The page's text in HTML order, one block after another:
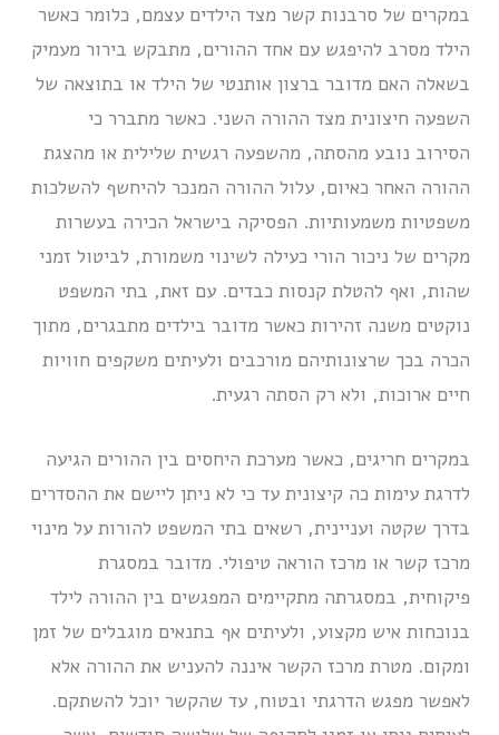
במקרים של סרבנות קשר מצד הילדים עצמם, כלומר כאשר
הילד מסרב להיפגש עם אחד ההורים, מתבקש בירור מעמיק
בשאלה האם מדובר ברצון אותנטי של הילד או בתוצאה של
השפעה חיצונית מצד ההורה השני. כאשר מתברר כי
הסירוב נובע מהסתה, מהשפעה רגשית שלילית או מהצגת
ההורה האחר כאיום, עלול ההורה המנכר להיחשף להשלכות
משפטיות משמעותיות. הפסיקה בישראל הכירה בעשרות
מקרים של ניכור הורי כעילה לשינוי משמורת, לביטול זמני
שהות, ואף להטלת קנסות כבדים. עם זאת, בתי המשפט
נוקטים משנה זהירות כאשר מדובר בילדים מתבגרים, מתוך
הכרה בכך שרצונותיהם מורכבים ולעיתים משקפים חוויות
חיים ארוכות, ולא רק הסתה רגעית.
במקרים חריגים, כאשר מערכת היחסים בין ההורים הגיעה
לדרגת עימות כה קיצונית עד כי לא ניתן ליישם את ההסדרים
בדרך שקטה ועניינית, רשאים בתי המשפט להורות על מינוי
מרכז קשר או מרכז הוראה טיפולי. מדובר במסגרת
פיקוחית, במסגרתה מתקיימים המפגשים בין ההורה לילד
בנוכחות איש מקצוע, ולעיתים אף בתנאים מוגבלים של זמן
ומקום. מטרת מרכז הקשר איננה להעניש את ההורה אלא
לאפשר מפגש הדרגתי ובטוח, עד שהקשר יוכל להשתקם.